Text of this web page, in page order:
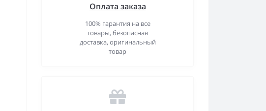
Оплата заказа
100% гарантия на все
товары, безопасная
доставка, оригинальный
товар